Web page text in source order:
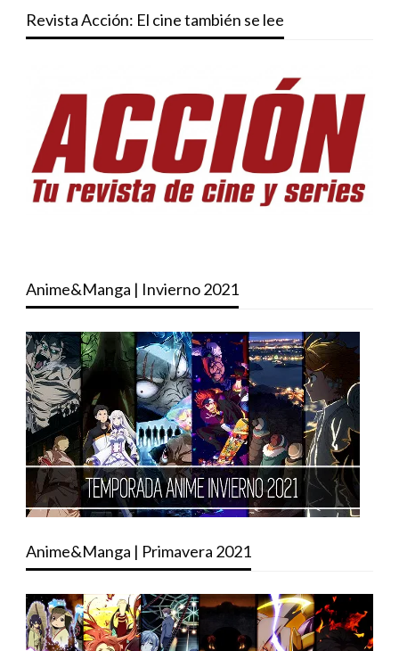
Revista Acción: El cine también se lee
Anime&Manga | Invierno 2021
Anime&Manga | Primavera 2021